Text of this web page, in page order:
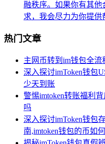
融秩序。如果你有其
求，我会尽力为你提供
热门文章
主网币转到im钱包全
深入探讨imToken钱包
少天到账
警惕imtoken转账福利
吗
深入探讨imToken钱包
南,imtoken钱包的币如